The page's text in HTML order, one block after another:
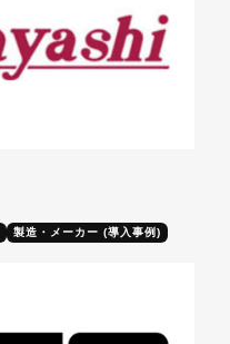
製造・メーカー (導入事例)